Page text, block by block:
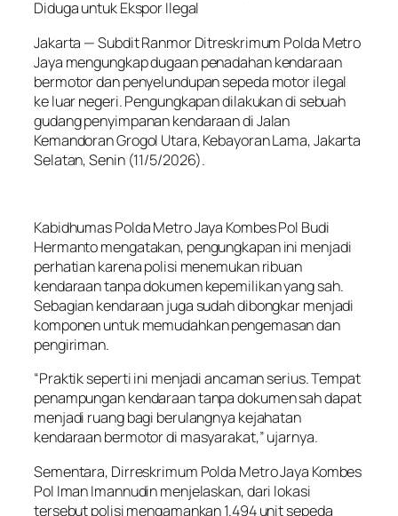
Diduga untuk Ekspor Ilegal
Jakarta — Subdit Ranmor Ditreskrimum Polda Metro
Jaya mengungkap dugaan penadahan kendaraan
bermotor dan penyelundupan sepeda motor ilegal
ke luar negeri. Pengungkapan dilakukan di sebuah
gudang penyimpanan kendaraan di Jalan
Kemandoran Grogol Utara, Kebayoran Lama, Jakarta
Selatan, Senin (11/5/2026).
Kabidhumas Polda Metro Jaya Kombes Pol Budi
Hermanto mengatakan, pengungkapan ini menjadi
perhatian karena polisi menemukan ribuan
kendaraan tanpa dokumen kepemilikan yang sah.
Sebagian kendaraan juga sudah dibongkar menjadi
komponen untuk memudahkan pengemasan dan
pengiriman.
“Praktik seperti ini menjadi ancaman serius. Tempat
penampungan kendaraan tanpa dokumen sah dapat
menjadi ruang bagi berulangnya kejahatan
kendaraan bermotor di masyarakat,” ujarnya.
Sementara, Dirreskrimum Polda Metro Jaya Kombes
Pol Iman Imannudin menjelaskan, dari lokasi
tersebut polisi mengamankan 1.494 unit sepeda